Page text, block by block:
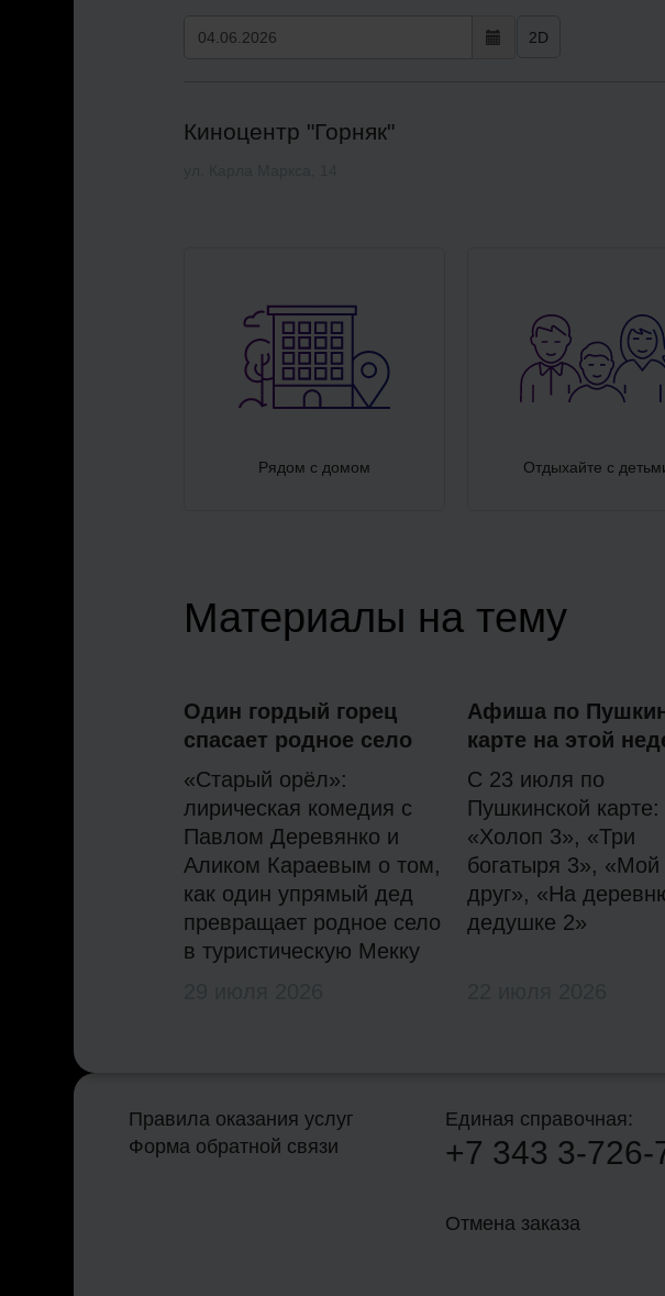
2D
Киноцентр "Горняк"
Рядом с домом Отдыхайте с
Материалы на тему
Один гордый горец
спасает родное село
«Старый орёл»:
лирическая комедия с
Павлом Деревянко и
Аликом Караевым о том,
как один упрямый дед
превращает родное село
в туристическую Мекку
Афиша по
карте на этой
С 23 июля по
Пушкинской карте:
«Холоп 3», «Три
богатыря 3», «Мой
друг», «На
дедушке 2»
Правила оказания услуг
Форма обратной связи
Единая справочная:
+7 343 3-726-
Отмена заказа